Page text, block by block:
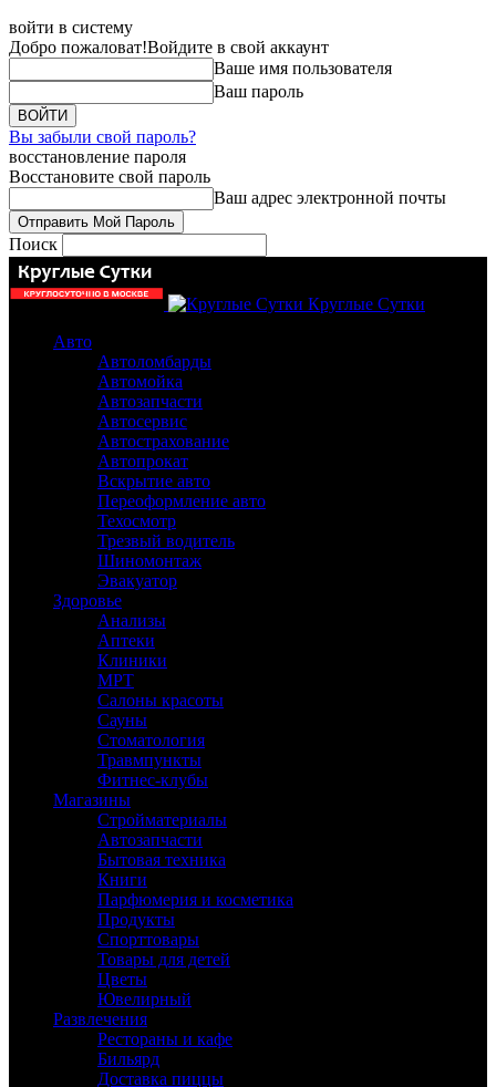
войти в систему
Добро пожаловат!Войдите в свой аккаунт
Ваше имя пользователя
Ваш пароль
Вы забыли свой пароль?
восстановление пароля
Восстановите свой пароль
Ваш адрес электронной почты
Поиск
Круглые Сутки
Авто
Автоломбарды
Автомойка
Автозапчасти
Автосервис
Автострахование
Автопрокат
Вскрытие авто
Переоформление авто
Техосмотр
Трезвый водитель
Шиномонтаж
Эвакуатор
Здоровье
Анализы
Аптеки
Клиники
МРТ
Салоны красоты
Сауны
Стоматология
Травмпункты
Фитнес-клубы
Магазины
Стройматериалы
Автозапчасти
Бытовая техника
Книги
Парфюмерия и косметика
Продукты
Спорттовары
Товары для детей
Цветы
Ювелирный
Развлечения
Рестораны и кафе
Бильярд
Доставка пиццы